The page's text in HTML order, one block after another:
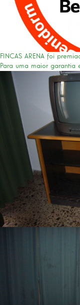
FINCAS ARENA foi
Para uma maior garantia